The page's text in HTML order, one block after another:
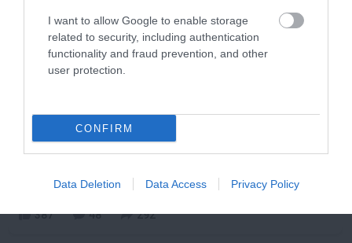
I want to allow Google to enable storage
related to security, including authentication
functionality and fraud prevention, and other
user protection.
CONFIRM
Data Deletion Data Access Privacy Policy
Fungus Dries Up And Falls Off After The First
Use
387 48 292